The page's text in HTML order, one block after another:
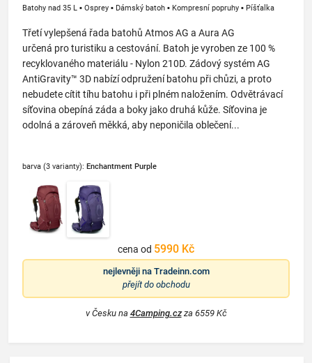
Batohy nad 35 L ▪ Osprey ▪ Dámský batoh ▪ Kompresní popruhy ▪ Píšťalka
Třetí vylepšená řada batohů Atmos AG a Aura AG
určená pro turistiku a cestování. Batoh je vyroben ze 100 %
recyklovaného materiálu - Nylon 210D. Zádový systém AG
AntiGravity™ 3D nabízí odpružení batohu při chůzi, a proto
nebudete cítit tíhu batohu i při plném naložením. Odvětrávací
síťovina obepíná záda a boky jako druhá kůže. Síťovina je
odolná a zároveň měkká, aby neponičila oblečení...
barva (3 varianty): Enchantment Purple
cena od 5990 Kč
nejlevněji na Tradeinn.com
přejít do obchodu
v Česku na 4Camping.czza 6559 Kč